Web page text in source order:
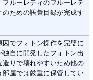
フルーレティのフルーレテ
のための語彙目録が完成す
因でフォトン操作を完璧に
独自に開発したフォトン出
造りで壊れやすいため他の
部屋では厳重に保管してい